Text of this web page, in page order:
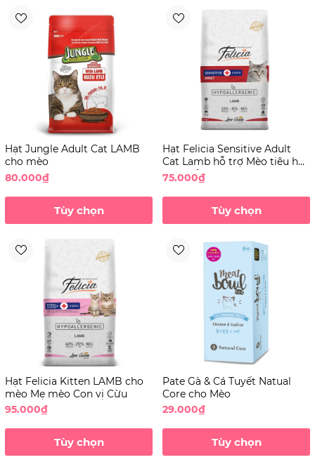
Hạt Jungle Adult Cat LAMB
cho mèo
80.000₫
Tùy chọn
Hạt Felicia Sensitive Adult
Cat Lamb hỗ trợ Mèo tiêu hóa
nhạy cảm & dị ứng
75.000₫
Tùy chọn
Hạt Felicia Kitten LAMB cho
mèo Mẹ mèo Con vị Cừu
95.000₫
Tùy chọn
Pate Gà & Cá Tuyết Natual
Core cho Mèo
29.000₫
Tùy chọn